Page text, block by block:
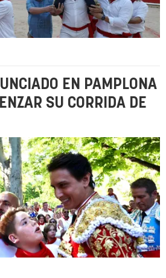
EN PAMPLONA
SU CORRIDA DE